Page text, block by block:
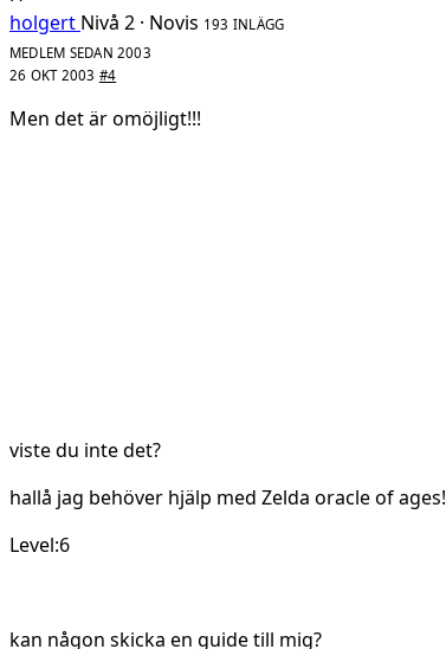
holgert Nivå 2 · Novis 193 INLÄGG
MEDLEM SEDAN 2003
26 OKT 2003 #4
Men det är omöjligt!!!
viste du inte det?
hallå jag behöver hjälp med Zelda oracle of ages!
Level:6
kan någon skicka en guide till mig?